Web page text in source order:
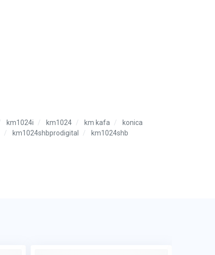
km1024i km1024 km kafa
konica
km1024shbprodigital
km1024shb